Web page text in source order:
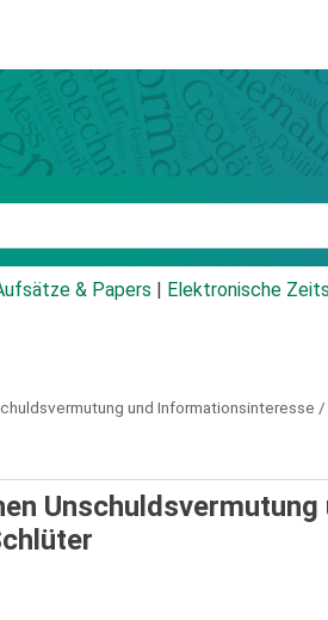
& Papers Elektronische
und Informationsinteresse /
Unschuldsvermutung